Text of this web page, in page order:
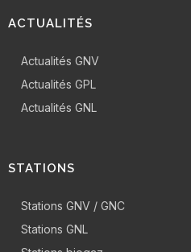
ACTUALITÉS
Actualités GNV
Actualités GPL
Actualités GNL
STATIONS
Stations GNV / GNC
Stations GNL